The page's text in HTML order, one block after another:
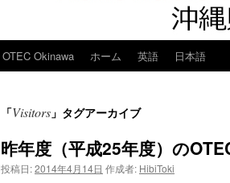
OTEC Okinawa ホーム 英語 日本語
「Visitors 」タグアーカイブ
昨年度（平成25年度）の
投稿日:2014年4月14日 作成者: HibiToki